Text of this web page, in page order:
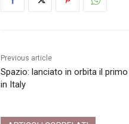
Previous article
Spazio: lanciato in orbita il
in Italy